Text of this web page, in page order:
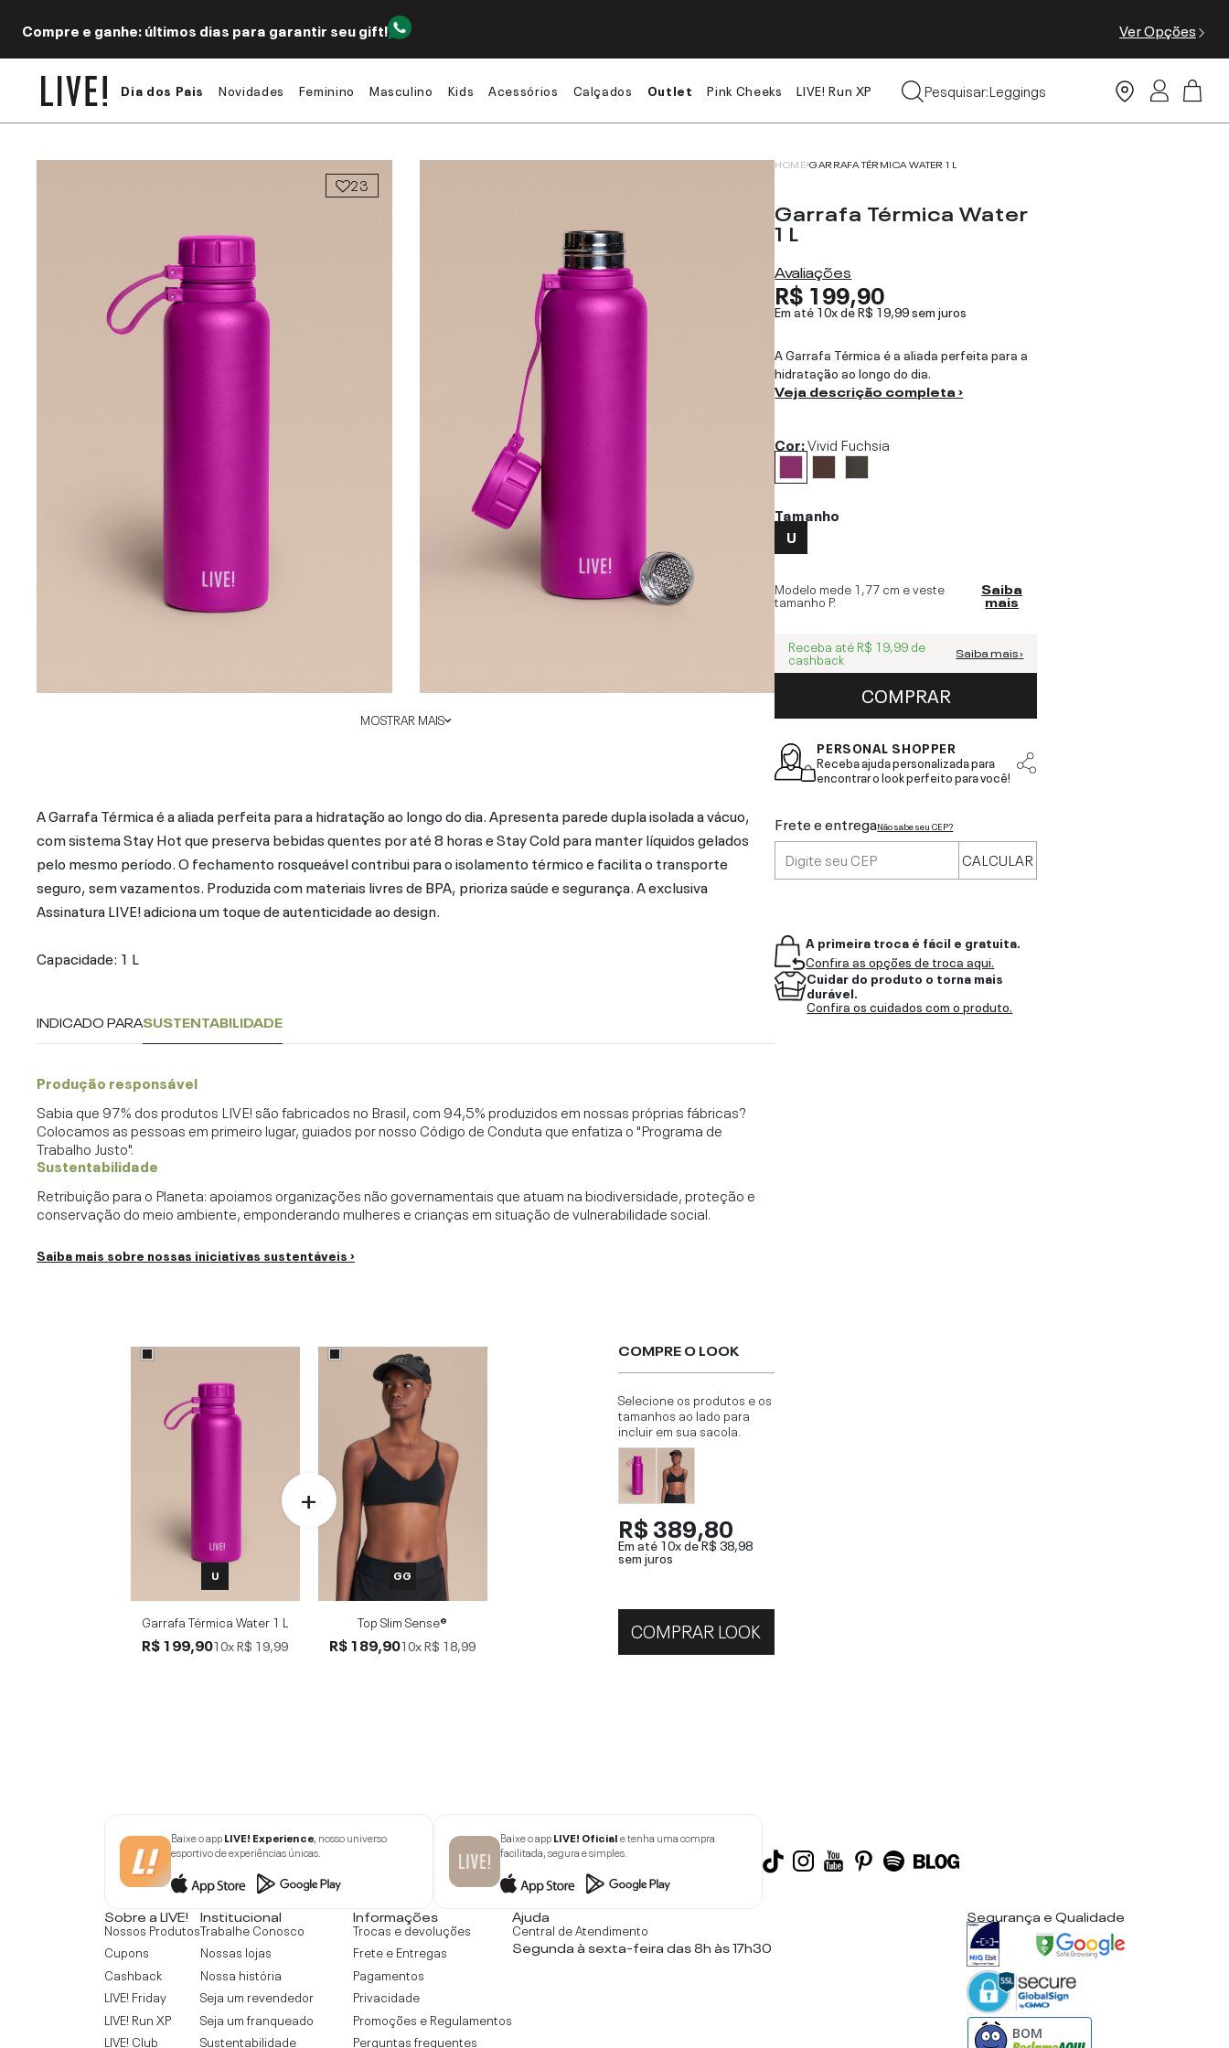
Compre e ganhe: últimos dias para garantir seu gift! Ver Opções
Dia dos Pais Novidades Feminino Masculino Kids Acessórios Calçados Outlet Pink Cheeks LIVE! Run XP
Pesquisar:
Tops
Leggings
23
MOSTRAR MAIS
A Garrafa Térmica é a aliada perfeita para a hidratação ao longo do dia. Apresenta parede dupla isolada a vácuo,
com sistema Stay Hot que preserva bebidas quentes por até 8 horas e Stay Cold para manter líquidos gelados
pelo mesmo período. O fechamento rosqueável contribui para o isolamento térmico e facilita o transporte
seguro, sem vazamentos. Produzida com materiais livres de BPA, prioriza saúde e segurança. A exclusiva
Assinatura LIVE! adiciona um toque de autenticidade ao design.
Capacidade: 1 L
INDICADO PARASUSTENTABILIDADE
Produção responsável
Sabia que 97% dos produtos LIVE! são fabricados no Brasil, com 94,5% produzidos em nossas próprias fábricas?
Colocamos as pessoas em primeiro lugar, guiados por nosso Código de Conduta que enfatiza o "Programa de
Trabalho Justo".
Sustentabilidade
Retribuição para o Planeta: apoiamos organizações não governamentais que atuam na biodiversidade, proteção e
conservação do meio ambiente, emponderando mulheres e crianças em situação de vulnerabilidade social.
Saiba mais sobre nossas iniciativas sustentáveis ›
U
Garrafa Térmica Water 1 L
R$ 199,9010xR$ 19,99
GG
Top Slim Sense®
R$ 189,9010xR$ 18,99
COMPRE O LOOK
Selecione os produtos e os
tamanhos ao lado para
incluir em sua sacola.
R$ 389,80
Em até 10x deR$ 38,98
sem juros
COMPRAR LOOK
HOME GARRAFA TÉRMICA WATER 1 L
Garrafa Térmica Water
1 L
Avaliações
R$ 199,90
Em até 10x deR$ 19,99sem juros
A Garrafa Térmica é a aliada perfeita para a
hidratação ao longo do dia.
Veja descrição completa ›
Cor:Vivid Fuchsia
Tamanho
U
Modelo mede 1,77 cm e veste
tamanho P.
Saiba
mais
Receba até R$ 19,99 de
cashback Saiba mais ›
COMPRAR
PERSONAL SHOPPER
Receba ajuda personalizada para
encontrar o look perfeito para você!
Frete e entregaNão sabe seu CEP?
CALCULAR
A primeira troca é fácil e gratuita.
Confira as opções de troca aqui.
Cuidar do produto o torna mais
durável.
Confira os cuidados com o produto.
Baixe o appLIVE! Experience, nosso universo
esportivo de experiências únicas.
Baixe o appLIVE! Oficiale tenha uma compra
facilitada, segura e simples.
Sobre a LIVE!
Nossos Produtos
Cupons
Cashback
LIVE! Friday
LIVE! Run XP
LIVE! Club
Institucional
Trabalhe Conosco
Nossas lojas
Nossa história
Seja um revendedor
Seja um franqueado
Sustentabilidade
Informações
Trocas e devoluções
Frete e Entregas
Pagamentos
Privacidade
Promoções e Regulamentos
Perguntas frequentes
Ajuda
Central de Atendimento
Segunda à sexta-feira das 8h às 17h30
Segurança e Qualidade
BOM